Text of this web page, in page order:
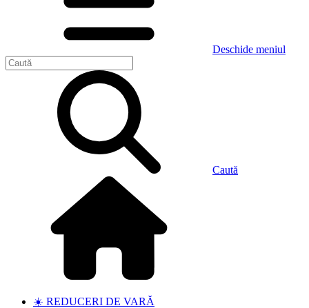
Deschide meniul
Caută
☀️ REDUCERI DE VARĂ